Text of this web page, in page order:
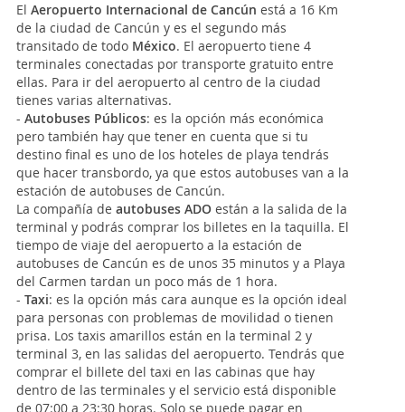
El Aeropuerto Internacional de Cancún está a 16 Km
de la ciudad de Cancún y es el segundo más
transitado de todo México. El aeropuerto tiene 4
terminales conectadas por transporte gratuito entre
ellas. Para ir del aeropuerto al centro de la ciudad
tienes varias alternativas.
- Autobuses Públicos: es la opción más económica
pero también hay que tener en cuenta que si tu
destino final es uno de los hoteles de playa tendrás
que hacer transbordo, ya que estos autobuses van a la
estación de autobuses de Cancún.
La compañía de autobuses ADO están a la salida de la
terminal y podrás comprar los billetes en la taquilla. El
tiempo de viaje del aeropuerto a la estación de
autobuses de Cancún es de unos 35 minutos y a Playa
del Carmen tardan un poco más de 1 hora.
- Taxi: es la opción más cara aunque es la opción ideal
para personas con problemas de movilidad o tienen
prisa. Los taxis amarillos están en la terminal 2 y
terminal 3, en las salidas del aeropuerto. Tendrás que
comprar el billete del taxi en las cabinas que hay
dentro de las terminales y el servicio está disponible
de 07:00 a 23:30 horas. Solo se puede pagar en